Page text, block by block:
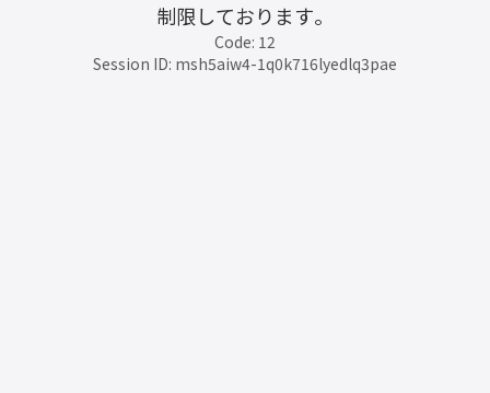
制限しております。
Code: 12
Session ID: msh5aiw4-1q0k716lyedlq3pae